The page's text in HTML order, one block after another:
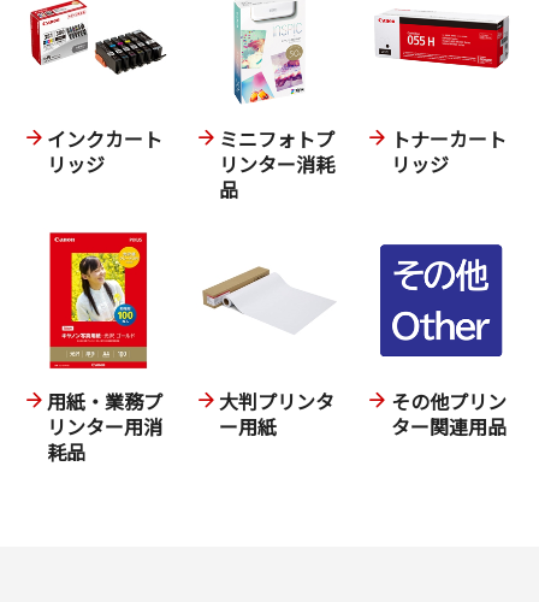
インクカート
リッジ
ミニフォトプ
リンター消耗
品
トナーカート
リッジ
用紙・業務プ
リンター用消
耗品
大判プリンタ
ー用紙
その他プリン
ター関連用品